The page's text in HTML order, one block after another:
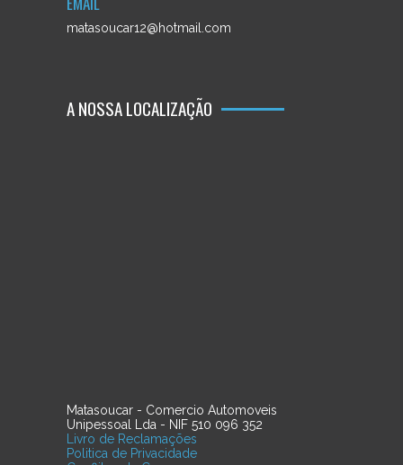
matasoucar12@hotmail.com
A NOSSA LOCALIZAÇÃO
Matasoucar - Comercio Automoveis
Unipessoal Lda - NIF 510 096 352
Livro de Reclamações
Politica de Privacidade